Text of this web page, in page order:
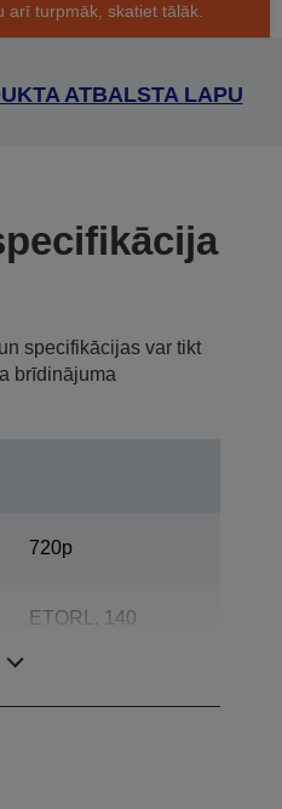
arī turpmāk, skatiet tālāk.
ATBALSTA LAPU
specifikācijas var tikt
brīdinājuma
720p
ETORL, 140